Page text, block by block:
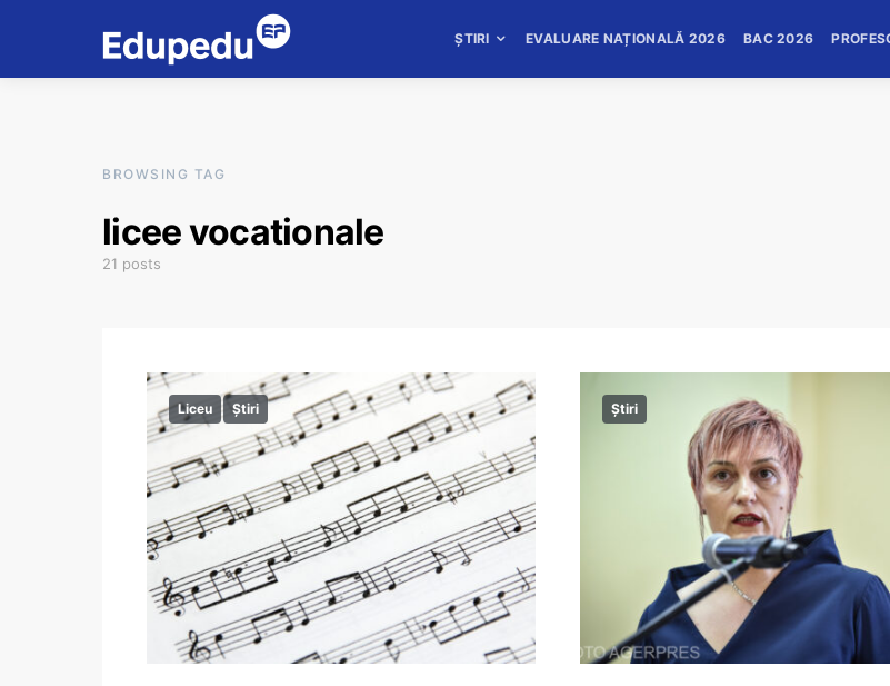
ȘTIRI EVALUARE NAȚIONALĂ 2026 BAC 2026
BROWSING TAG
licee vocationale
21 posts
Liceu Știri Știri